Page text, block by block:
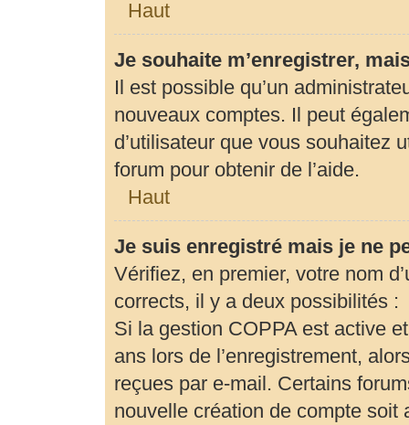
Haut
Je souhaite m’enregistrer,
Il est possible qu’un
nouveaux comptes. Il peut
d’utilisateur que vous souhaitez
forum pour obtenir de l’aide.
Haut
Je suis enregistré mais je ne
Vérifiez, en premier, votre nom
corrects, il y a deux possibilités :
Si la gestion COPPA est active
ans lors de l’enregistrement,
reçues par e-mail. Certains
nouvelle création de compte soit